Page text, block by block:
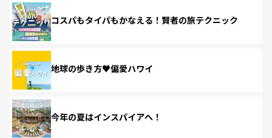
コスパもタイパもかなえる！賢者の旅テクニック
地球の歩き方♥偏愛ハワイ
今年の夏はインスパイアへ！